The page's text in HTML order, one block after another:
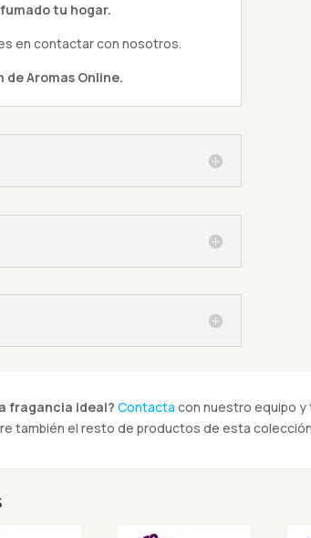
tu hogar.
en contactar con nosotros.
de Aromas Online.
fragancia ideal? Contacta con nuestro equipo
también el resto de productos de esta